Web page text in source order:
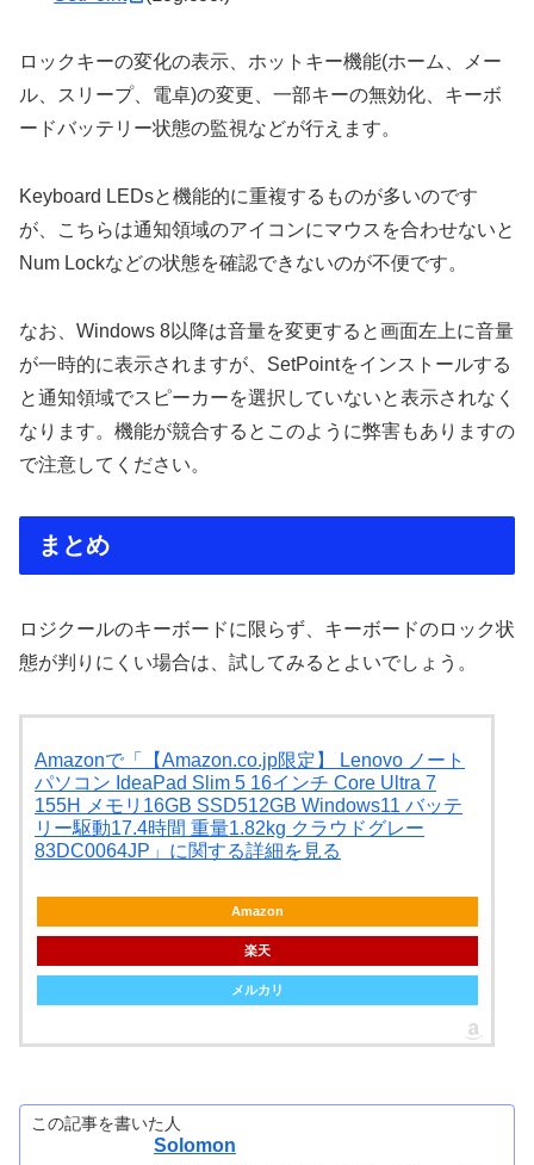
ロックキーの変化の表示、ホットキー機能(ホーム、メー
ル、スリープ、電卓)の変更、一部キーの無効化、キーボ
ードバッテリー状態の監視などが行えます。
Keyboard LEDsと機能的に重複するものが多いのです
が、こちらは通知領域のアイコンにマウスを合わせないと
Num Lockなどの状態を確認できないのが不便です。
なお、Windows 8以降は音量を変更すると画面左上に音量
が一時的に表示されますが、SetPointをインストールする
と通知領域でスピーカーを選択していないと表示されなく
なります。機能が競合するとこのように弊害もありますの
で注意してください。
まとめ
ロジクールのキーボードに限らず、キーボードのロック状
態が判りにくい場合は、試してみるとよいでしょう。
Amazonで「【Amazon.co.jp限定】 Lenovo ノート
パソコン IdeaPad Slim 5 16インチ Core Ultra 7
155H メモリ16GB SSD512GB Windows11 バッテ
リー駆動17.4時間 重量1.82kg クラウドグレー
83DC0064JP」に関する詳細を見る
Amazon
楽天
メルカリ
この記事を書いた人
Solomon